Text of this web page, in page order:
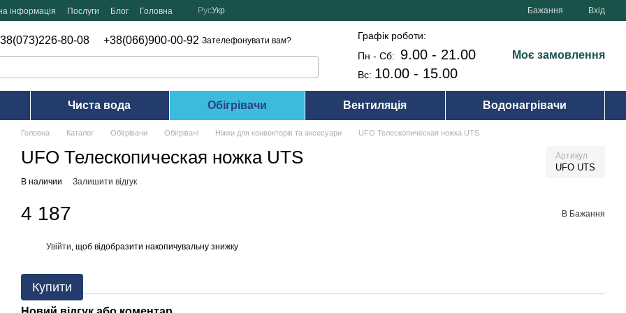
інформація Послуги Блог Головна РусУкр Бажання Вхід
80-08 +38(066)900-00-92 Зателефонувати вам?
Графік роботи:
Пн - Сб: 9.00 - 21.00
Вс: 10.00 - 15.00
Моє замовлення
Чиста вода Обігрівачи Вентиляція Водонагрівачи
Головна Каталог Обігрівачи Обігрівачі Ніжки для конвекторів та аксесуари UFO Телескопическая ножка UTS
UFO Телескопическая ножка UTS Артикул
UFO UTS
В наличии Залишити відгук
4 187 В Бажання
Увійти , щоб відобразити накопичувальну знижку
Купити